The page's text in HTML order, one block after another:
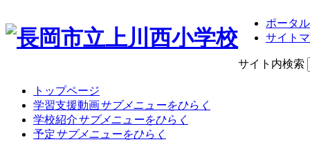
ポータ
サイト
サイト内検索
トップページ
学習支援動画サブメニューをひらく
学校紹介サブメニューをひらく
予定サブメニューをひらく